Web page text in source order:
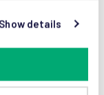
Show details
26 83 967 164